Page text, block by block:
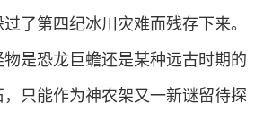
了第四纪冰川灾难而残存下来。
是恐龙巨蟾还是某种远古时期的
只能作为神农架又一新谜留待探